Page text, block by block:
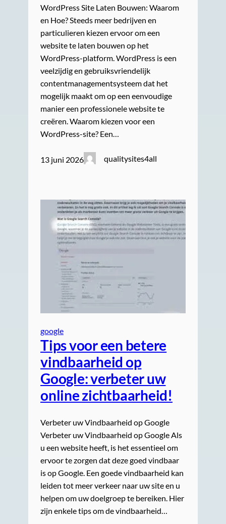
WordPress Site Laten Bouwen: Waarom
en Hoe? Steeds meer bedrijven en
particulieren kiezen ervoor om een
website te laten bouwen op het
WordPress-platform. WordPress is een
veelzijdig en gebruiksvriendelijk
contentmanagementsysteem dat het
mogelijk maakt om op een eenvoudige
manier een professionele website te
creëren. Waarom kiezen voor een
WordPress-site? Een…
13 juni 2026 qualitysites4all
google
Tips voor een betere
vindbaarheid op
Google: verbeter uw
online zichtbaarheid!
Verbeter uw Vindbaarheid op Google
Verbeter uw Vindbaarheid op Google Als
u een website heeft, is het essentieel om
ervoor te zorgen dat deze goed vindbaar
is op Google. Een goede vindbaarheid kan
leiden tot meer verkeer naar uw site en u
helpen om uw doelgroep te bereiken. Hier
zijn enkele tips om de vindbaarheid…